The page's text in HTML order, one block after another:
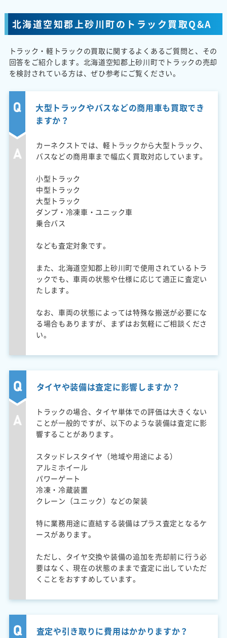
北海道空知郡上砂川町のトラック買取Q&A
トラック・軽トラックの買取に関するよくあるご質問と、その
回答をご紹介します。北海道空知郡上砂川町でトラックの売却
を検討されている方は、ぜひ参考にご覧ください。
大型トラックやバスなどの商用車も買取でき
ますか？
カーネクストでは、軽トラックから大型トラック、
バスなどの商用車まで幅広く買取対応しています。
小型トラック
中型トラック
大型トラック
ダンプ・冷凍車・ユニック車
乗合バス
なども査定対象です。
また、北海道空知郡上砂川町で使用されているトラ
ックでも、車両の状態や仕様に応じて適正に査定い
たします。
なお、車両の状態によっては特殊な搬送が必要にな
る場合もありますが、まずはお気軽にご相談くださ
い。
タイヤや装備は査定に影響しますか？
トラックの場合、タイヤ単体での評価は大きくない
ことが一般的ですが、以下のような装備は査定に影
響することがあります。
スタッドレスタイヤ（地域や用途による）
アルミホイール
パワーゲート
冷凍・冷蔵装置
クレーン（ユニック）などの架装
特に業務用途に直結する装備はプラス査定となるケ
ースがあります。
ただし、タイヤ交換や装備の追加を売却前に行う必
要はなく、現在の状態のままで査定に出していただ
くことをおすすめしています。
査定や引き取りに費用はかかりますか？